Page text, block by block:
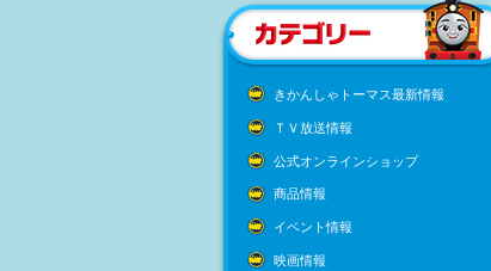
きかんしゃトーマス最新情報
ＴＶ放送情報
公式オンラインショップ
商品情報
イベント情報
映画情報